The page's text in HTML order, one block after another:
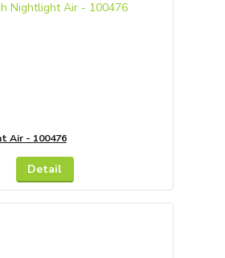
Air - 100476
Detail